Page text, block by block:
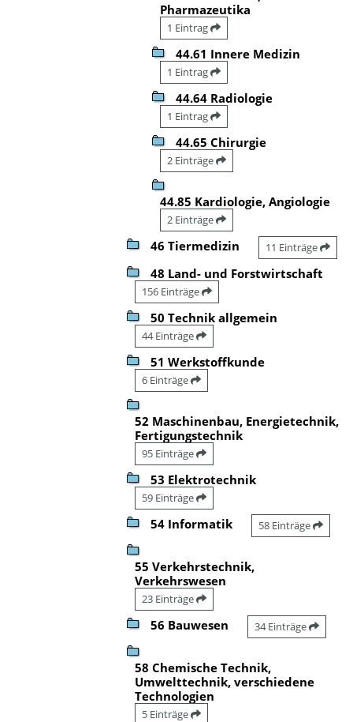
Pharmazeutika
1 Eintrag
44.61 Innere Medizin
1 Eintrag
44.64 Radiologie
1 Eintrag
44.65 Chirurgie
2 Einträge
44.85 Kardiologie, Angiologie
2 Einträge
46 Tiermedizin 11 Einträge
48 Land- und Forstwirtschaft
156 Einträge
50 Technik allgemein
44 Einträge
51 Werkstoffkunde
6 Einträge
52 Maschinenbau, Energietechnik,
Fertigungstechnik
95 Einträge
53 Elektrotechnik
59 Einträge
54 Informatik 58 Einträge
55 Verkehrstechnik,
Verkehrswesen
23 Einträge
56 Bauwesen 34 Einträge
58 Chemische Technik,
Umwelttechnik, verschiedene
Technologien
5 Einträge